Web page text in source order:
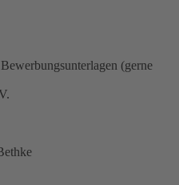
(gerne